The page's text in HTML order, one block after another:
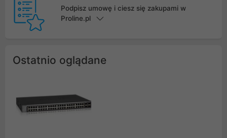
Podpisz umowę i ciesz się zakupami w
Proline.pl
Ostatnio oglądane